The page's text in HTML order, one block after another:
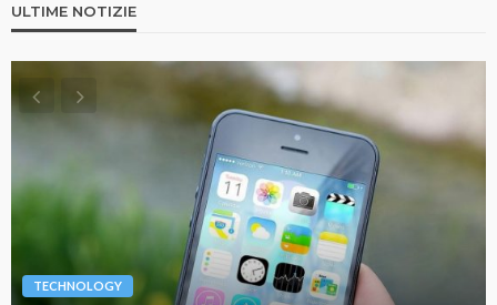
ULTIME NOTIZIE
TECHNOLOGY